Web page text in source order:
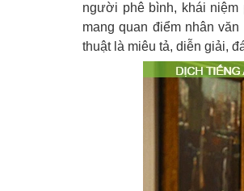
người phê bình, khái niệm
mang quan điểm nhân
thuật là miêu tả, diễn giải,